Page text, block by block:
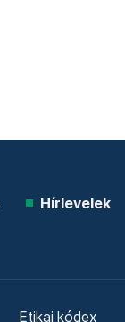
Hírlevelek
Etikai kódex